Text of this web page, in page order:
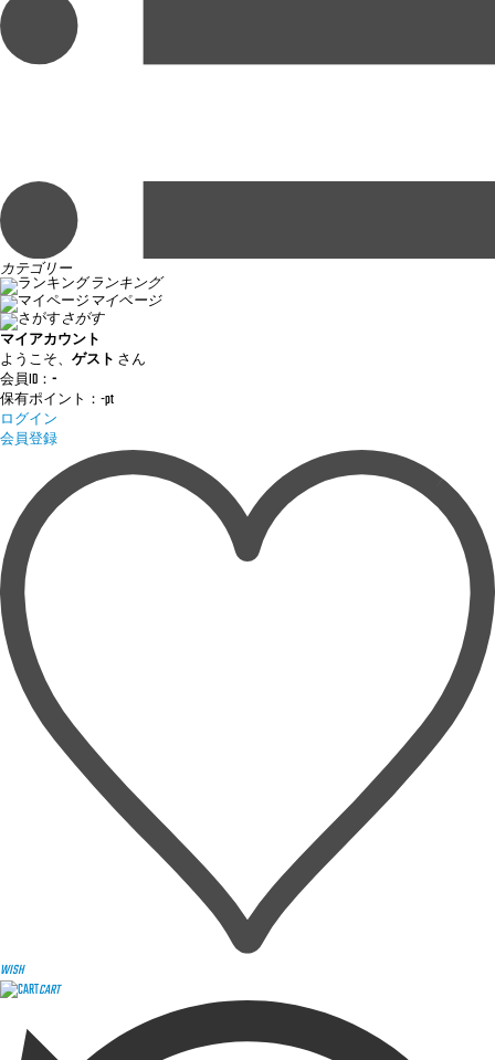
カテゴリー
ランキング
マイページ
さがす
マイアカウント
ようこそ、 ゲスト さん
会員ID： -
保有ポイント： -pt
ログイン
会員登録
WISH
CART